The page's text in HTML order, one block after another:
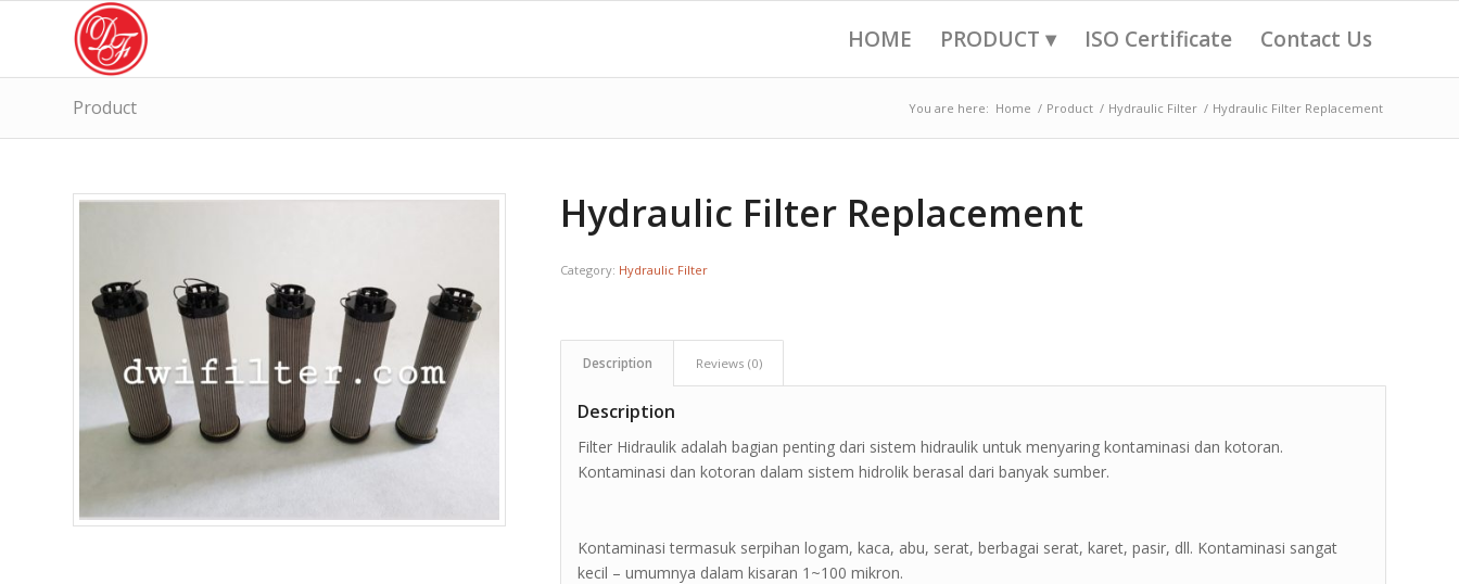
HOME PRODUCT ▾ ISO Certificate Contact Us
Product You are here: Home / Product / Hydraulic Filter / Hydraulic Filter Replacement
Hydraulic Filter Replacement
Category: Hydraulic Filter
Description Reviews (0)
Description
Filter Hidraulik adalah bagian penting dari sistem hidraulik untuk menyaring kontaminasi dan kotoran.
Kontaminasi dan kotoran dalam sistem hidrolik berasal dari banyak sumber.
Kontaminasi termasuk serpihan logam, kaca, abu, serat, berbagai serat, karet, pasir, dll. Kontaminasi sangat
kecil – umumnya dalam kisaran 1~100 mikron.